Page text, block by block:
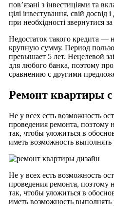
пов’язані з інвестиціями та
цілі інвестування, свій досвід
при необхідності звернутися
Недостаток такого кредита —
крупную сумму. Период
превышает 5 лет. Нецелевой
для любого банка, поэтому
сравнению с другими
Ремонт квартиры с
Не у всех есть возможность
проведения ремонта, поэтому
так, чтобы уложиться в
иметь возможность выполнять
Не у всех есть возможность
проведения ремонта, поэтому
так, чтобы уложиться в
иметь возможность выполнять